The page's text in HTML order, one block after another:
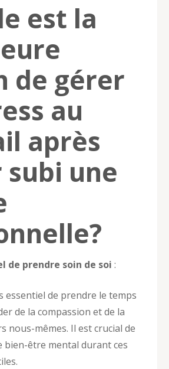
est la
de gérer
au
après
une
de prendre soin de soi :
essentiel de prendre le temps
de la compassion et de la
nous-mêmes. Il est crucial de
être mental durant ces